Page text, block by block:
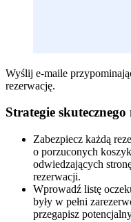
Wyślij e-maile
rezerwację.
Strategie
Zabezpiecz każdą
o porzuconych
odwiedzających
rezerwacji.
Wprowadź listę
były w pełni
przegapisz